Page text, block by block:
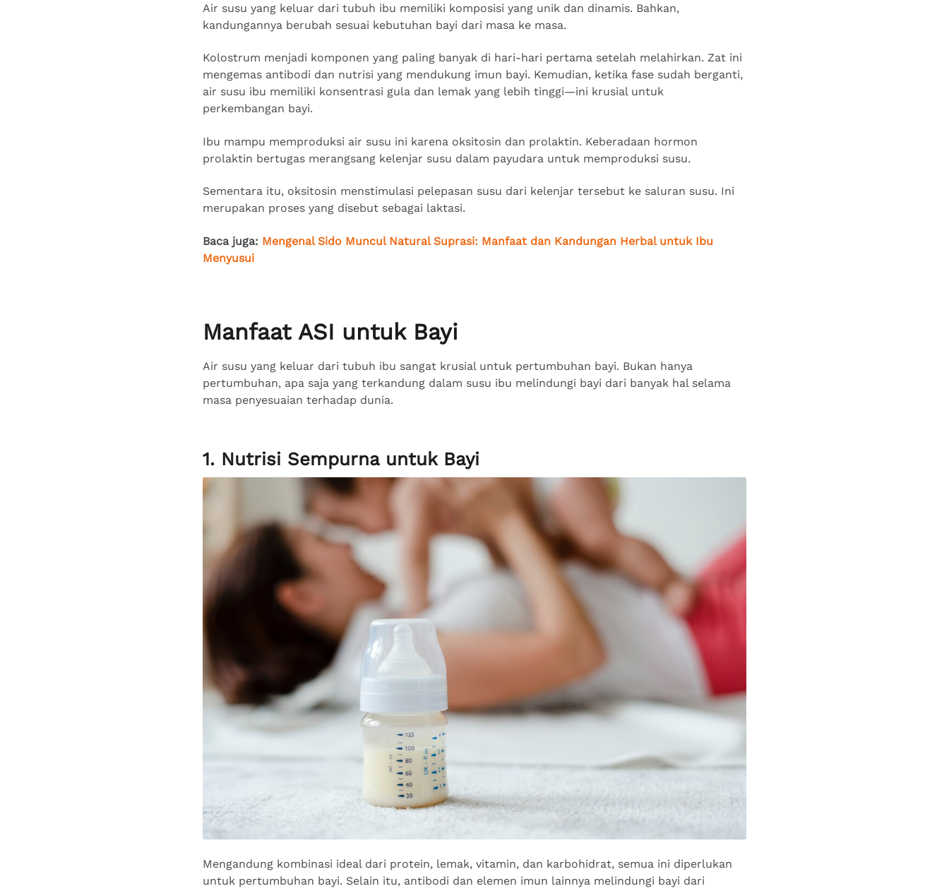
Air susu yang keluar dari tubuh ibu memiliki komposisi yang unik dan dinamis. Bahkan,
kandungannya berubah sesuai kebutuhan bayi dari masa ke masa.
Kolostrum menjadi komponen yang paling banyak di hari-hari pertama setelah melahirkan. Zat ini
mengemas antibodi dan nutrisi yang mendukung imun bayi. Kemudian, ketika fase sudah berganti,
air susu ibu memiliki konsentrasi gula dan lemak yang lebih tinggi—ini krusial untuk
perkembangan bayi.
Ibu mampu memproduksi air susu ini karena oksitosin dan prolaktin. Keberadaan hormon
prolaktin bertugas merangsang kelenjar susu dalam payudara untuk memproduksi susu.
Sementara itu, oksitosin menstimulasi pelepasan susu dari kelenjar tersebut ke saluran susu. Ini
merupakan proses yang disebut sebagai laktasi.
Baca juga: Mengenal Sido Muncul Natural Suprasi: Manfaat dan Kandungan Herbal untuk Ibu
Menyusui
Manfaat ASI untuk Bayi
Air susu yang keluar dari tubuh ibu sangat krusial untuk pertumbuhan bayi. Bukan hanya
pertumbuhan, apa saja yang terkandung dalam susu ibu melindungi bayi dari banyak hal selama
masa penyesuaian terhadap dunia.
1. Nutrisi Sempurna untuk Bayi
Mengandung kombinasi ideal dari protein, lemak, vitamin, dan karbohidrat, semua ini diperlukan
untuk pertumbuhan bayi. Selain itu, antibodi dan elemen imun lainnya melindungi bayi dari